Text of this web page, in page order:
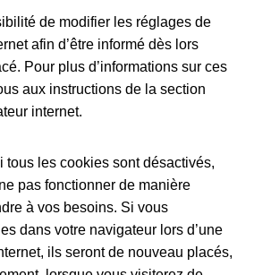
de modifier les réglages de
afin d’être informé dès lors
Pour plus d’informations sur ces
aux instructions de la section
internet.
tous les cookies sont désactivés,
pas fonctionner de manière
à vos besoins. Si vous
dans votre navigateur lors d’une
ils seront de nouveau placés,